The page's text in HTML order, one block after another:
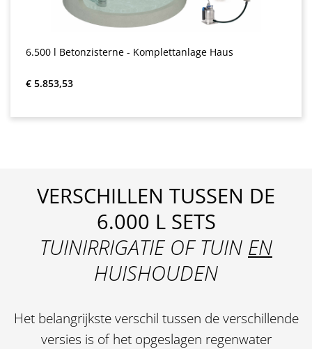
6.500 l Betonzisterne - Komplettanlage Haus
Normale prijs:
€ 5.853,53
VERSCHILLEN TUSSEN DE
6.000 L SETS
TUINIRRIGATIE OF TUIN EN
HUISHOUDEN
Het belangrijkste verschil tussen de verschillende
versies is of het opgeslagen regenwater